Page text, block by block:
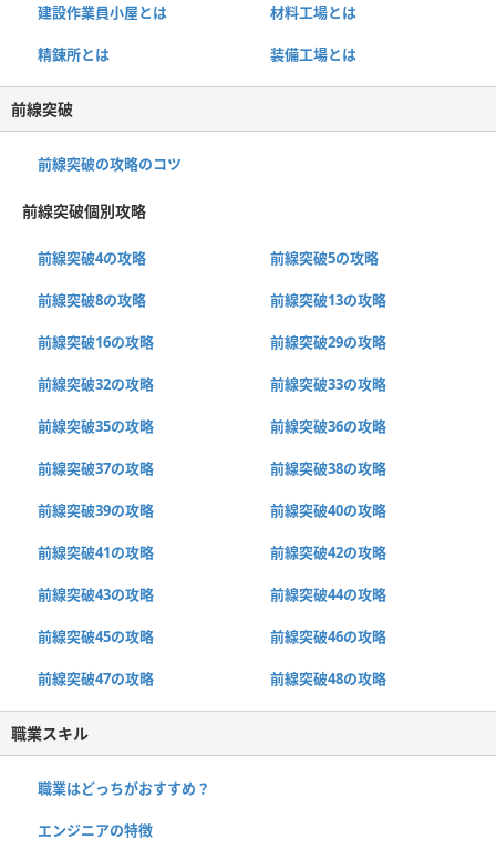
建設作業員小屋とは 材料工場とは
精錬所とは 装備工場とは
前線突破
前線突破の攻略のコツ
前線突破個別攻略
前線突破4の攻略 前線突破5の攻略
前線突破8の攻略 前線突破13の攻略
前線突破16の攻略 前線突破29の攻略
前線突破32の攻略 前線突破33の攻略
前線突破35の攻略 前線突破36の攻略
前線突破37の攻略 前線突破38の攻略
前線突破39の攻略 前線突破40の攻略
前線突破41の攻略 前線突破42の攻略
前線突破43の攻略 前線突破44の攻略
前線突破45の攻略 前線突破46の攻略
前線突破47の攻略 前線突破48の攻略
職業スキル
職業はどっちがおすすめ？
エンジニアの特徴